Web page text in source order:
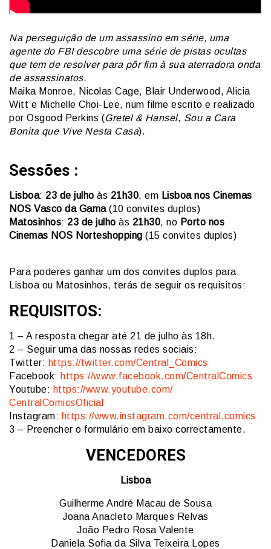
Na perseguição de um assassino em série, uma
agente do FBI descobre uma série de pistas ocultas
que tem de resolver para pôr fim à sua aterradora onda
de assassinatos.
Maika Monroe, Nicolas Cage, Blair Underwood, Alicia
Witt e Michelle Choi-Lee, num filme escrito e realizado
por Osgood Perkins (Gretel & Hansel, Sou a Cara
Bonita que Vive Nesta Casa).
Sessões :
Lisboa: 23 de julho às 21h30, em Lisboa nos Cinemas
NOS Vasco da Gama (10 convites duplos)
Matosinhos: 23 de julho às 21h30, no Porto nos
Cinemas NOS Norteshopping (15 convites duplos)
Para poderes ganhar um dos convites duplos para
Lisboa ou Matosinhos, terás de seguir os requisitos:
REQUISITOS:
1 – A resposta chegar até 21 de julho às 18h.
2 – Seguir uma das nossas redes sociais:
Twitter: https://twitter.com/Central_ Comics
Facebook: https://www.facebook.com/CentralComics
Youtube: https://www.youtube.com/
CentralComicsOficial
Instagram: https://www.instagram.com/central.comics
3 – Preencher o formulário em baixo correctamente.
VENCEDORES
Lisboa
Guilherme André Macau de Sousa
Joana Anacleto Marques Relvas
João Pedro Rosa Valente
Daniela Sofia da Silva Teixeira Lopes